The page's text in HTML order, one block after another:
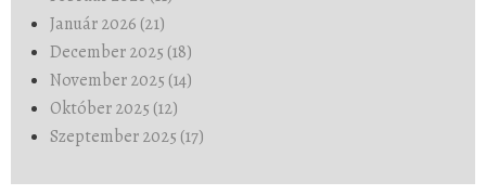
Január 2026 (21)
December 2025 (18)
November 2025 (14)
Október 2025 (12)
Szeptember 2025 (17)